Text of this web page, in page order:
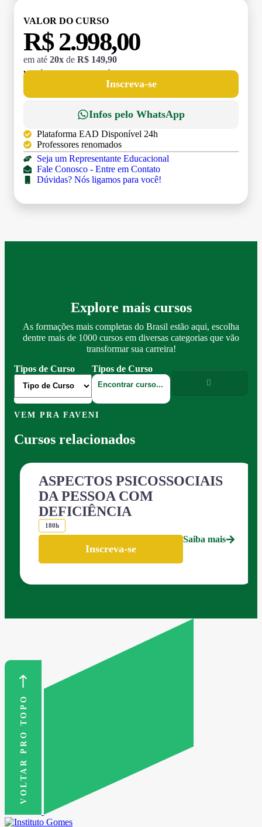
VALOR DO CURSO
R$ 2.998,00
em até 20x de R$ 149,90
MATRÍCULA:
Inscreva-se
Infos pelo WhatsApp
Plataforma EAD Disponível 24h
Professores renomados
Seja um Representante Educacional
Fale Conosco - Entre em Contato
Dúvidas? Nós ligamos para você!
Explore mais cursos
As formações mais completas do Brasil estão aqui, escolha
dentre mais de 1000 cursos em diversas categorias que vão
transformar sua carreira!
Tipos de Curso
Tipos de Curso
VEM PRA FAVENI
Cursos relacionados
ASPECTOS PSICOSSOCIAIS
DA PESSOA COM
DEFICIÊNCIA
180h
Inscreva-se
Saiba mais
VOLTAR PRO TOPO